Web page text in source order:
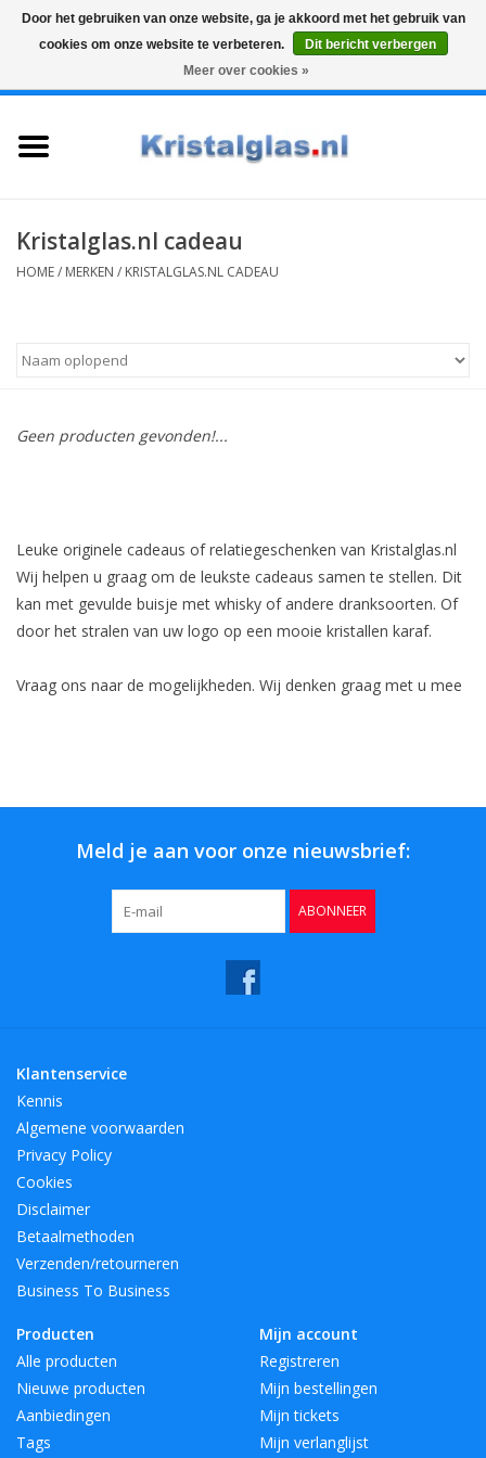
Graveren
Karaffen
Kristalglas.nl cadeau
HOME/ MERKEN / KRISTALGLAS.NL CADEAU
Geen producten gevonden!...
Leuke originele cadeaus of relatiegeschenken van Kristalglas.nl
Wij helpen u graag om de leukste cadeaus samen te stellen. Dit
kan met gevulde buisje met whisky of andere dranksoorten. Of
door het stralen van uw logo op een mooie kristallen karaf.
Vraag ons naar de mogelijkheden. Wij denken graag met u mee
Meld je aan voor onze nieuwsbrief:
ABONNEER
Klantenservice
Kennis
Algemene voorwaarden
Privacy Policy
Cookies
Disclaimer
Betaalmethoden
Verzenden/retourneren
Business To Business
Producten
Alle producten
Nieuwe producten
Aanbiedingen
Tags
Mijn account
Registreren
Mijn bestellingen
Mijn tickets
Mijn verlanglijst
Door het gebruiken van onze website, ga je akkoord met het gebruik van
cookies om onze website te verbeteren.
Dit bericht verbergen
Meer over cookies »